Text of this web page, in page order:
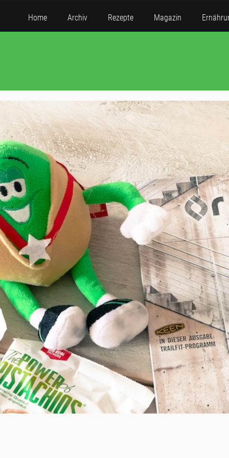
Home Archiv Rezepte Magazin